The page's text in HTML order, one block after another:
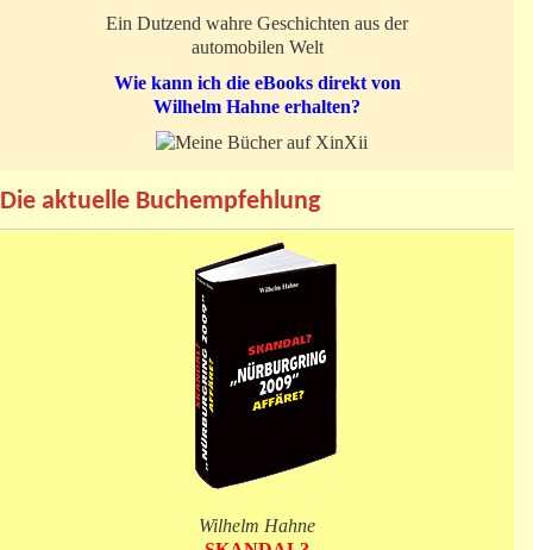
Ein Dutzend wahre Geschichten aus der
automobilen Welt
Wie kann ich die eBooks direkt von
Wilhelm Hahne erhalten?
Die aktuelle Buchempfehlung
Wilhelm Hahne